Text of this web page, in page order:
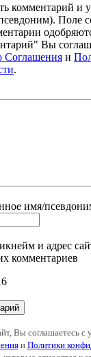
комментарий и
Поле
Вы
Соглашения и
.
имя/
и адрес
комментариев
Вы соглашаетесь с
и Политики